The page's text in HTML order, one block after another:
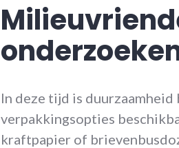
In deze tijd is
verpakkingsopties
kraftpapier of